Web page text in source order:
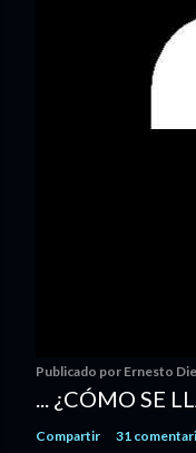
Publicado por Ernesto
... ¿CÓMO SE
Compartir 31